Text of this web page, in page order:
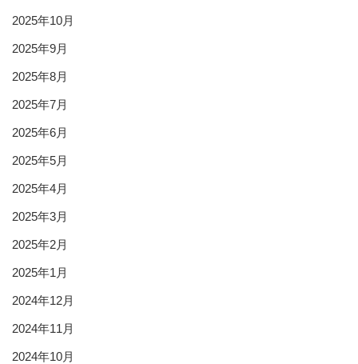
2025年10月
2025年9月
2025年8月
2025年7月
2025年6月
2025年5月
2025年4月
2025年3月
2025年2月
2025年1月
2024年12月
2024年11月
2024年10月